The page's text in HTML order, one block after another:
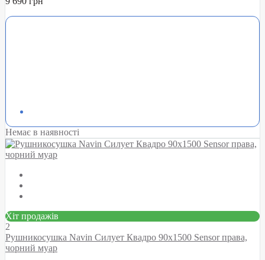
Немає в наявності
Хіт продажів
2
Рушникосушка Navin Силует Квадро 90х1500 Sensor права,
чорний муар